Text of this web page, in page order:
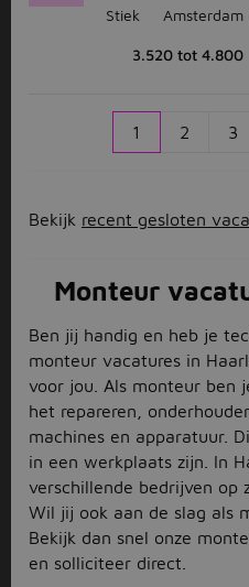
Stiek Amsterdam
3.520 tot 4.800
1 2 3
Bekijk recent gesloten
Monteur
Ben jij handig en heb je
monteur vacatures in
voor jou. Als monteur ben
het repareren,
machines en apparatuur.
in een werkplaats zijn. In
verschillende bedrijven op
Wil jij ook aan de slag als
Bekijk dan snel onze
en solliciteer direct.